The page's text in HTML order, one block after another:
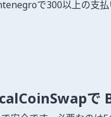
で300以上の支
で